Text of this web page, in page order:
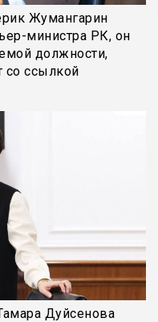
Жумангарин
министра РК, он
должности,
со ссылкой
Дуйсенова